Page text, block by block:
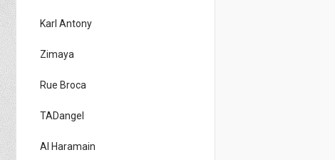
Karl Antony
Zimaya
Rue Broca
TADangel
Al Haramain